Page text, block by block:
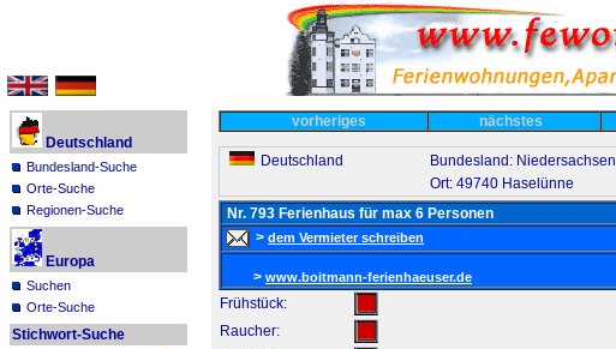
Deutschland
Bundesland-Suche
Orte-Suche
Regionen-Suche
Europa
Suchen
Orte-Suche
Stichwort-Suche
vorheriges nächstes
Deutschland Bundesland: Niedersachsen
Ort: 49740 Haselünne
Nr. 793 Ferienhaus für max 6 Personen
> dem Vermieter schreiben
> www.boitmann-ferienhaeuser.de
Frühstück:
Raucher: